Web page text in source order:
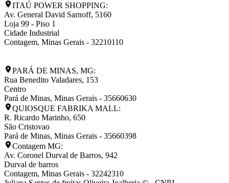
ITAÚ POWER SHOPPING:
Av. General David Sarnoff, 5160
Loja 99 - Piso 1
Cidade Industrial
Contagem, Minas Gerais - 32210110
PARÁ DE MINAS, MG:
Rua Benedito Valadares, 153
Centro
Pará de Minas, Minas Gerais - 35660630
QUIOSQUE FABRIKA MALL:
R. Ricardo Marinho, 650
São Cristovao
Pará de Minas, Minas Gerais - 35660398
Contagem MG:
Av. Coronel Durval de Barros, 942
Durval de barros
Contagem, Minas Gerais - 32242310